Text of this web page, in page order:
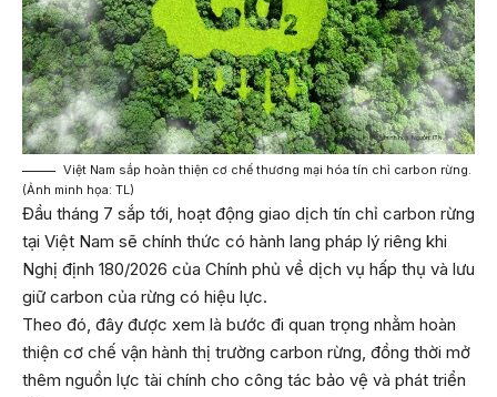
Việt Nam sắp hoàn thiện cơ chế thương mại hóa tín chỉ carbon rừng.
(Ảnh minh họa: TL)
Đầu tháng 7 sắp tới, hoạt động giao dịch tín chỉ carbon rừng
tại Việt Nam sẽ chính thức có hành lang pháp lý riêng khi
Nghị định 180/2026 của Chính phủ về dịch vụ hấp thụ và lưu
giữ carbon của rừng có hiệu lực.
Theo đó, đây được xem là bước đi quan trọng nhằm hoàn
thiện cơ chế vận hành thị trường carbon rừng, đồng thời mở
thêm nguồn lực tài chính cho công tác bảo vệ và phát triển